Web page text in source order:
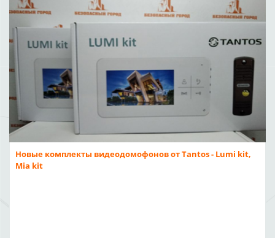
Новые комплекты видеодомофонов от Tantos - Lumi kit,
Mia kit